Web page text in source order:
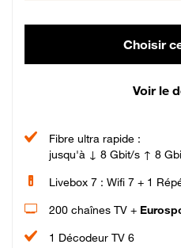
Choisir
Voir le
Fibre ultra rapide :
jusqu'à ↓ 8 Gbit/s ↑ 8
Livebox 7 : Wifi 7 + 1
200 chaînes TV +
1 Décodeur TV 6